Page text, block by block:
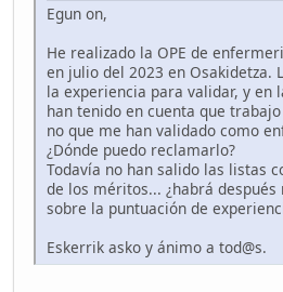
Egun on,
He realizado la OPE de
en julio del 2023 en Osakidetza.
la experiencia para validar, y en
han tenido en cuenta que
no que me han validado como
¿Dónde puedo reclamarlo?
Todavía no han salido las listas
de los méritos... ¿habrá
sobre la puntuación de
Eskerrik asko y ánimo a tod@s.